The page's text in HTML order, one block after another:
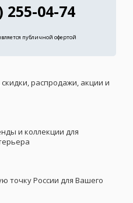
255-04-74
публичной офертой
распродажи, акции и
и коллекции для
точку России для Вашего